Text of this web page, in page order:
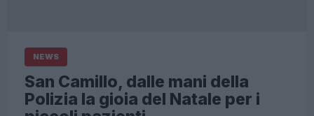
NEWS
San Camillo, dalle mani della
Polizia la gioia del Natale per i